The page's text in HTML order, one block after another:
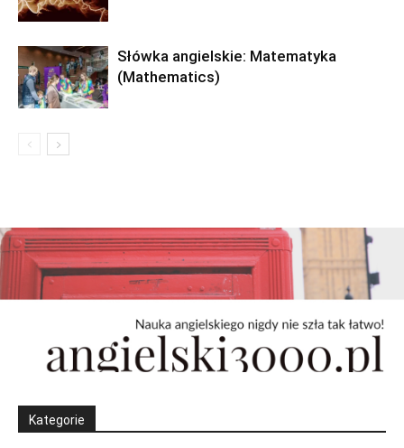
Słówka angielskie: Matematyka
(Mathematics)
Kategorie